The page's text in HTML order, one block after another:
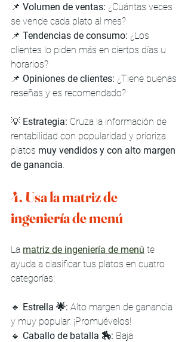
📌 Volumen de ventas: ¿Cuántas veces
se vende cada plato al mes?
📌 Tendencias de consumo: ¿Los
clientes lo piden más en ciertos días u
horarios?
📌 Opiniones de clientes: ¿Tiene buenas
reseñas y es recomendado?
💡 Estrategia: Cruza la información de
rentabilidad con popularidad y prioriza
platos muy vendidos y con alto margen
de ganancia.
4. Usa la matriz de
ingeniería de menú
La matriz de ingeniería de menú te
ayuda a clasificar tus platos en cuatro
categorías:
🔹 Estrella 🌟: Alto margen de ganancia
y muy popular. ¡Promuévelos!
🔹 Caballo de batalla 🏇: Baja